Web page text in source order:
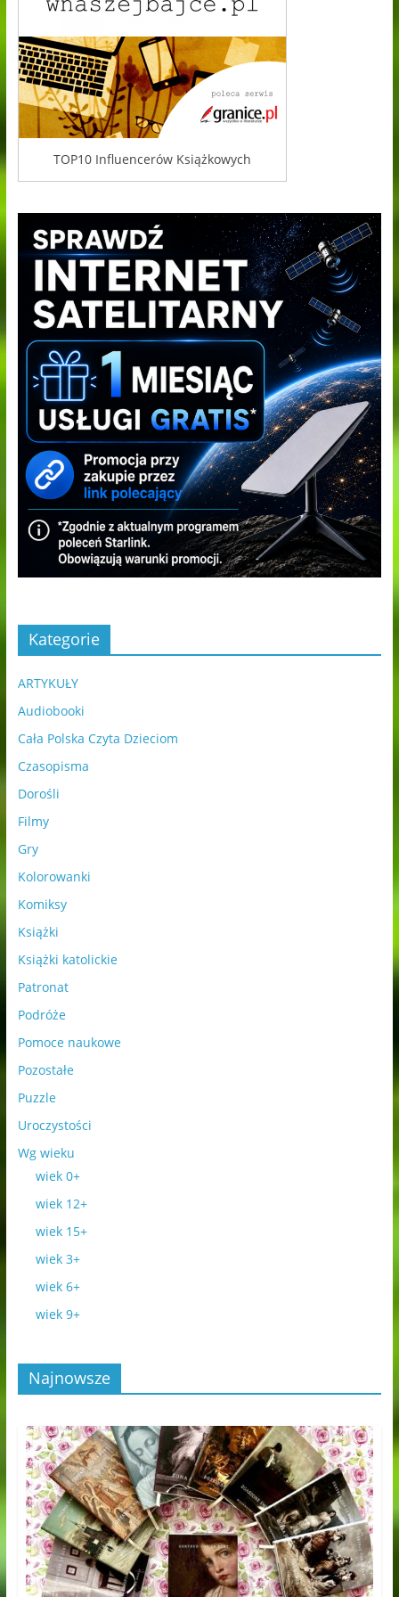
TOP10 Influencerów Książkowych
Kategorie
ARTYKUŁY
Audiobooki
Cała Polska Czyta Dzieciom
Czasopisma
Dorośli
Filmy
Gry
Kolorowanki
Komiksy
Książki
Książki katolickie
Patronat
Podróże
Pomoce naukowe
Pozostałe
Puzzle
Uroczystości
Wg wieku
wiek 0+
wiek 12+
wiek 15+
wiek 3+
wiek 6+
wiek 9+
Najnowsze